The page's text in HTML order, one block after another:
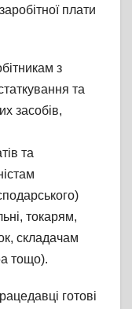
плати
з
та
засобів,
та
токарям,
складачам
тощо).
готові